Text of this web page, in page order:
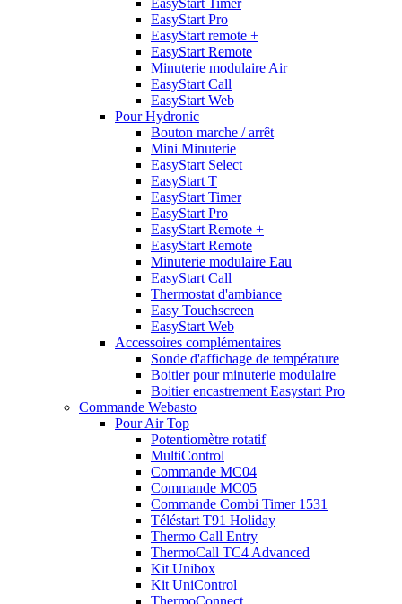
EasyStart Timer
EasyStart Pro
EasyStart remote +
EasyStart Remote
Minuterie modulaire Air
EasyStart Call
EasyStart Web
Pour Hydronic
Bouton marche / arrêt
Mini Minuterie
EasyStart Select
EasyStart T
EasyStart Timer
EasyStart Pro
EasyStart Remote +
EasyStart Remote
Minuterie modulaire Eau
EasyStart Call
Thermostat d'ambiance
Easy Touchscreen
EasyStart Web
Accessoires complémentaires
Sonde d'affichage de température
Boitier pour minuterie modulaire
Boitier encastrement Easystart Pro
Commande Webasto
Pour Air Top
Potentiomètre rotatif
MultiControl
Commande MC04
Commande MC05
Commande Combi Timer 1531
Téléstart T91 Holiday
Thermo Call Entry
ThermoCall TC4 Advanced
Kit Unibox
Kit UniControl
ThermoConnect